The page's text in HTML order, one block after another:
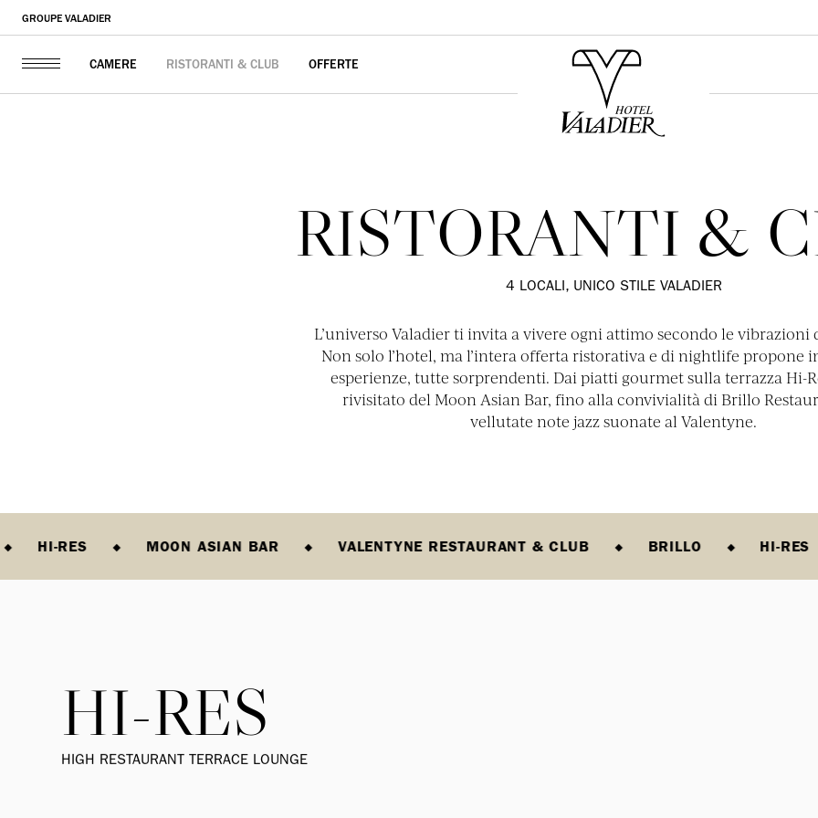
GROUPE VALADIER
CAMERE RISTORANTI & CLUB OFFERTE
RISTORANTI &
4 LOCALI, UNICO STILE VALADIER
L’universo Valadier ti invita a vivere ogni attimo secondo le vibrazioni
Non solo l’hotel, ma l’intera offerta ristorativa e di nightlife propone
esperienze, tutte sorprendenti. Dai piatti gourmet sulla terrazza Hi-
rivisitato del Moon Asian Bar, fino alla convivialità di Brillo
vellutate note jazz suonate al Valentyne.
HI-RES MOON ASIAN BAR VALENTYNE RESTAURANT & CLUB BRILLO HI-RES
HI-RES
HIGH RESTAURANT TERRACE LOUNGE